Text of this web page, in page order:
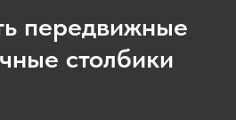
передвижные
столбики